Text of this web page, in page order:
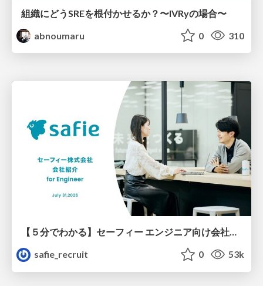
組織にどうSREを根付かせるか？〜IVRyの場合〜
abnoumaru
0 310
【５分でわかる】セーフィー エンジニア向け会社紹介
safie_recruit
0 53k